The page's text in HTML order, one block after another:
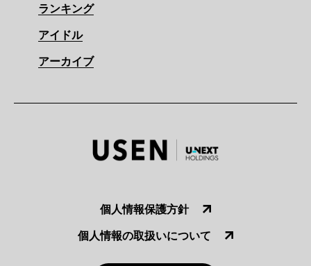
ランキング
アイドル
アーカイブ
個人情報保護方針
個人情報の取扱いについて